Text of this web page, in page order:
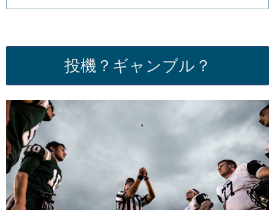
投機？ギャンブル？